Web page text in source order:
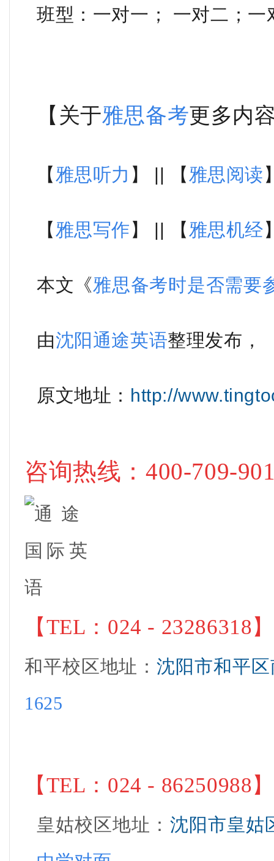
班型：一对一； 一对二；一
【关于雅思备考更多内
【 雅思听力 】 || 【 雅思阅读
【 雅思写作 】 || 【 雅思机经
本文《雅思备考时是否需要
由沈阳通途英语整理发布 ，
原文地址 ： http://
咨询热线 ：400-709-
【TEL：024 - 23286318】
和平校区地址 ：沈阳市和平
1625
【TEL： 024 - 86250988】
皇姑校区地址 ： 沈阳市皇姑